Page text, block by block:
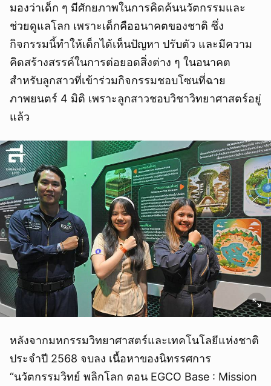
มองว่าเด็ก ๆ มีศักยภาพในการคิดค้นนวัตกรรมและ
ช่วยดูแลโลก เพราะเด็กคืออนาคตของชาติ ซึ่ง
กิจกรรมนี้ทำให้เด็กได้เห็นปัญหา ปรับตัว และมีความ
คิดสร้างสรรค์ในการต่อยอดสิ่งต่าง ๆ ในอนาคต
สำหรับลูกสาวที่เข้าร่วมกิจกรรมชอบโซนที่ฉาย
ภาพยนตร์ 4 มิติ เพราะลูกสาวชอบวิชาวิทยาศาสตร์อยู่
แล้ว
หลังจากมหกรรมวิทยาศาสตร์และเทคโนโลยีแห่งชาติ
ประจำปี 2568 จบลง เนื้อหาของนิทรรศการ
“นวัตกรรมวิทย์ พลิกโลก ตอน EGCO Base : Mission